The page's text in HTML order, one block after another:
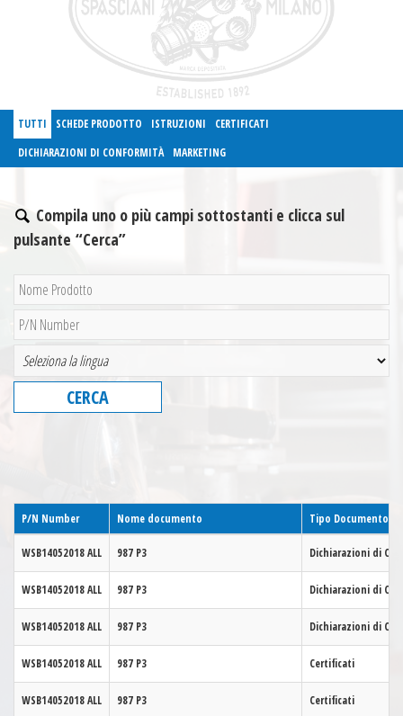
TUTTI SCHEDE PRODOTTO ISTRUZIONI
CERTIFICATI
DICHIARAZIONI DI CONFORMITÀ
MARKETING
Compila uno o più campi sottostanti e clicca sul
pulsante “Cerca”
P/N Number Nome documento Tipo Documento
WSB14052018ALL 987 P3 Dichiarazioni di
WSB14052018ALL 987 P3 Dichiarazioni di
WSB14052018ALL 987 P3 Dichiarazioni di
WSB14052018ALL 987 P3 Certificati
WSB14052018ALL 987 P3 Certificati